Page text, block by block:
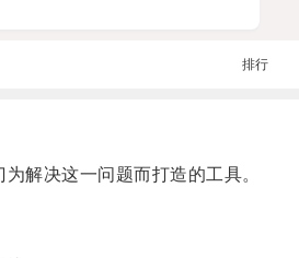
排行
解决这一问题而打造的工具。